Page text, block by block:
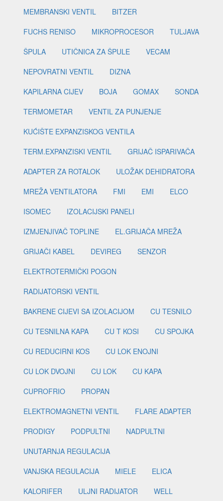
MEMBRANSKI VENTIL
BITZER
FUCHS RENISO
MIKROPROCESOR
TULJAVA
ŠPULA
UTIČNICA ZA ŠPULE
VECAM
NEPOVRATNI VENTIL
DIZNA
KAPILARNA CIJEV
BOJA GOMAX
SONDA
TERMOMETAR
VENTIL ZA PUNJENJE
KUĆIŠTE EXPANZISKOG VENTILA
TERM.EXPANZISKI VENTIL
GRIJAČ ISPARIVAČA
ADAPTER ZA ROTALOK
ULOŽAK DEHIDRATORA
MREŽA VENTILATORA
FMI EMI
ELCO
ISOMEC
IZOLACIJSKI PANELI
IZMJENJIVAČ TOPLINE
EL.GRIJAČA MREŽA
GRIJAČI KABEL
DEVIREG
SENZOR
ELEKTROTERMIČKI POGON
RADIJATORSKI VENTIL
BAKRENE CIJEVI SA IZOLACIJOM
CU TESNILO
CU TESNILNA KAPA
CU T KOSI
CU SPOJKA
CU REDUCIRNI KOS
CU LOK ENOJNI
CU LOK DVOJNI
CU LOK
CU KAPA
CUPROFRIO
PROPAN
ELEKTROMAGNETNI VENTIL
FLARE ADAPTER
PRODIGY
PODPULTNI
NADPULTNI
UNUTARNJA REGULACIJA
VANJSKA REGULACIJA
MIELE
ELICA
KALORIFER
ULJNI RADIJATOR
WELL